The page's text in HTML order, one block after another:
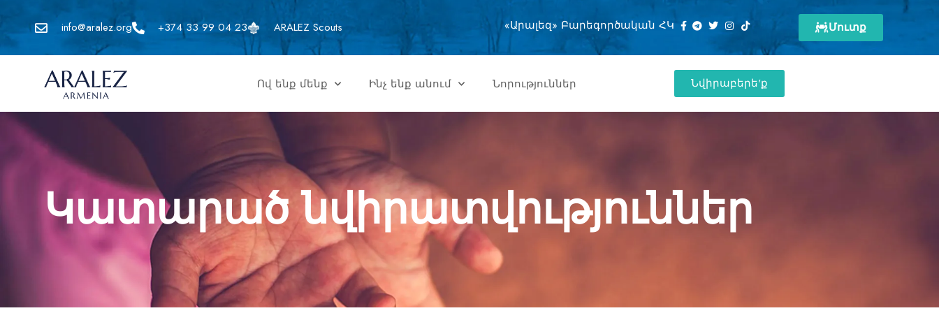
info@aralez.org +374 33 99 04 23 ARALEZ Scouts «Արալեզ» Բարեգործական ՀԿ Մուտք
Ով ենք մենք Ինչ ենք անում Նորություններ Նվիրաբերե'ք
Կատարած նվիրատվություններ